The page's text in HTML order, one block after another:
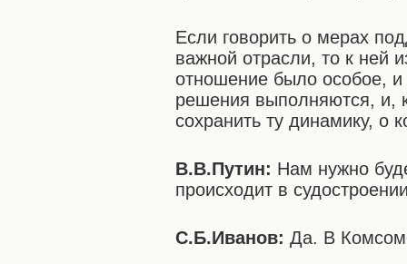
Если говорить о мерах
важной отрасли, то к ней
отношение было особое,
решения выполняются, и,
сохранить ту динамику, о
В.В.Путин: Нам нужно
происходит в
С.Б.Иванов: Да. В